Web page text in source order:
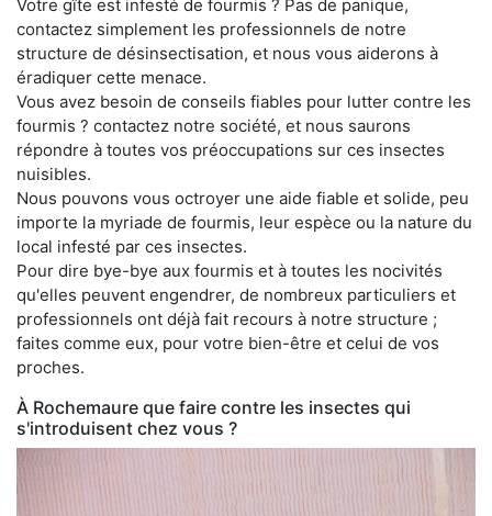
Votre gîte est infesté de fourmis ? Pas de panique,
contactez simplement les professionnels de notre
structure de désinsectisation, et nous vous aiderons à
éradiquer cette menace.
Vous avez besoin de conseils fiables pour lutter contre les
fourmis ? contactez notre société, et nous saurons
répondre à toutes vos préoccupations sur ces insectes
nuisibles.
Nous pouvons vous octroyer une aide fiable et solide, peu
importe la myriade de fourmis, leur espèce ou la nature du
local infesté par ces insectes.
Pour dire bye-bye aux fourmis et à toutes les nocivités
qu'elles peuvent engendrer, de nombreux particuliers et
professionnels ont déjà fait recours à notre structure ;
faites comme eux, pour votre bien-être et celui de vos
proches.
À Rochemaure que faire contre les insectes qui
s'introduisent chez vous ?